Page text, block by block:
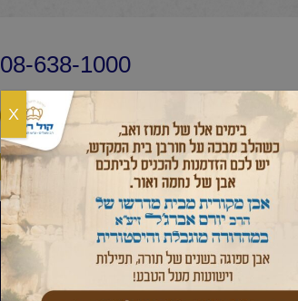
08-638-1000
החיד״א שאלות ותשובות
היה שותף
שבוע
X